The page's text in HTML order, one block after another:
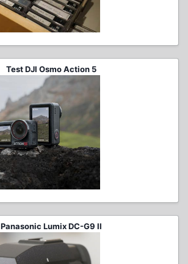
Test DJI Osmo Action 5
Panasonic Lumix DC-G9 II